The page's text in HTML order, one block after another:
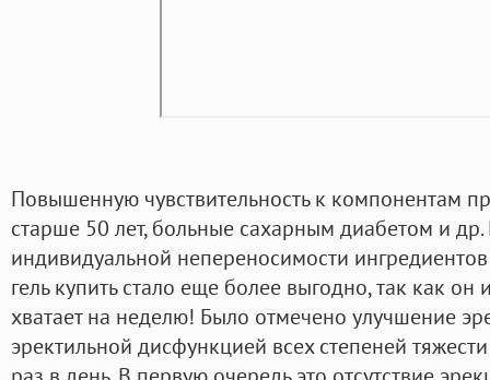
Повышенную чувствительность к компонентам
старше 50 лет, больные сахарным диабетом и др.
индивидуальной непереносимости
гель купить стало еще более выгодно, так как он
хватает на неделю! Было отмечено улучшение
эректильной дисфункцией всех степеней